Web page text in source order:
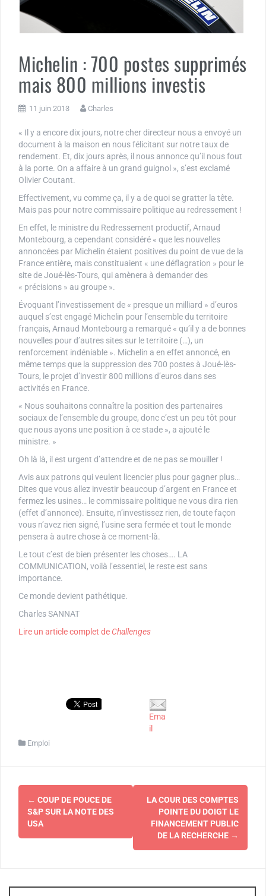
Michelin : 700 postes supprimés
mais 800 millions investis
11 juin 2013 Charles
« Il y a encore dix jours, notre cher directeur nous a envoyé un
document à la maison en nous félicitant sur notre taux de
rendement. Et, dix jours après, il nous annonce qu’il nous fout
à la porte. On a affaire à un grand guignol », s’est exclamé
Olivier Coutant.
Effectivement, vu comme ça, il y a de quoi se gratter la tête.
Mais pas pour notre commissaire politique au redressement !
En effet, le ministre du Redressement productif, Arnaud
Montebourg, a cependant considéré « que les nouvelles
annoncées par Michelin étaient positives du point de vue de la
France entière, mais constituaient « une déflagration » pour le
site de Joué-lès-Tours, qui amènera à demander des
« précisions » au groupe ».
Évoquant l’investissement de « presque un milliard » d’euros
auquel s’est engagé Michelin pour l’ensemble du territoire
français, Arnaud Montebourg a remarqué « qu’il y a de bonnes
nouvelles pour d’autres sites sur le territoire (…), un
renforcement indéniable ». Michelin a en effet annoncé, en
même temps que la suppression des 700 postes à Joué-lès-
Tours, le projet d’investir 800 millions d’euros dans ses
activités en France.
« Nous souhaitons connaître la position des partenaires
sociaux de l’ensemble du groupe, donc c’est un peu tôt pour
que nous ayons une position à ce stade », a ajouté le
ministre. »
Oh là là, il est urgent d’attendre et de ne pas se mouiller !
Avis aux patrons qui veulent licencier plus pour gagner plus…
Dites que vous allez investir beaucoup d’argent en France et
fermez les usines… le commissaire politique ne vous dira rien
(effet d’annonce). Ensuite, n’investissez rien, de toute façon
vous n’avez rien signé, l’usine sera fermée et tout le monde
pensera à autre chose à ce moment-là.
Le tout c’est de bien présenter les choses…. LA
COMMUNICATION, voilà l’essentiel, le reste est sans
importance.
Ce monde devient pathétique.
Charles SANNAT
Lire un article complet de Challenges
Ema
il
Emploi
Navigation
d'article
← COUP DE POUCE DE
S&P SUR LA NOTE DES
USA
LA COUR DES COMPTES
POINTE DU DOIGT LE
FINANCEMENT PUBLIC
DE LA RECHERCHE →